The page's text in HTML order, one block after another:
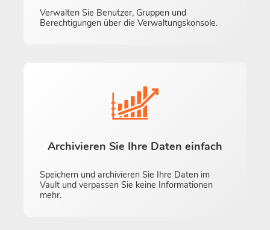
Verwalten Sie Benutzer, Gruppen und
Berechtigungen über die Verwaltungskonsole.
Archivieren Sie Ihre Daten einfach
Speichern und archivieren Sie Ihre Daten im
Vault und verpassen Sie keine Informationen
mehr.